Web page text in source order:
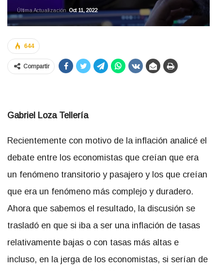
Última Actualización Oct 11, 2022
644
Compartir
Gabriel Loza Tellería
Recientemente con motivo de la inflación analicé el
debate entre los economistas que creían que era
un fenómeno transitorio y pasajero y los que creían
que era un fenómeno más complejo y duradero.
Ahora que sabemos el resultado, la discusión se
trasladó en que si iba a ser una inflación de tasas
relativamente bajas o con tasas más altas e
incluso, en la jerga de los economistas, si serían de